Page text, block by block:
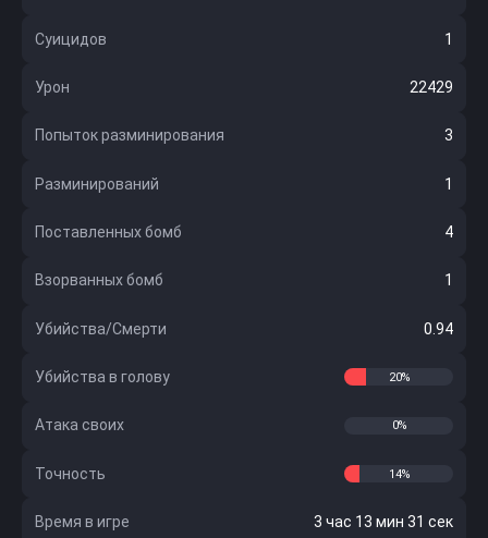
Суицидов 1
Урон 22429
Попыток разминирования 3
Разминирований 1
Поставленных бомб 4
Взорванных бомб 1
Убийства/Смерти 0.94
Убийства в голову 20%
Атака своих 0%
Точность 14%
Время в игре 3 час 13 мин 31 сек